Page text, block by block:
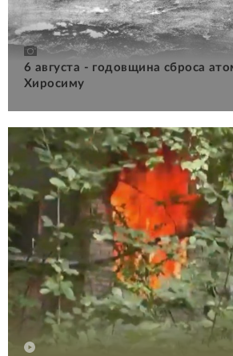
6 августа - годовщина сброса
Хиросиму